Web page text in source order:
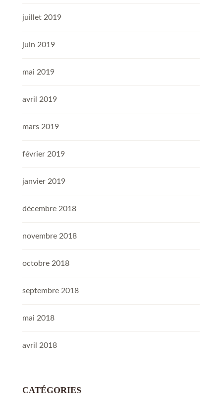
juillet 2019
juin 2019
mai 2019
avril 2019
mars 2019
février 2019
janvier 2019
décembre 2018
novembre 2018
octobre 2018
septembre 2018
mai 2018
avril 2018
CATÉGORIES